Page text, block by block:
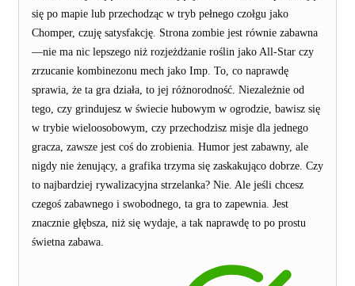
się po mapie lub przechodząc w tryb pełnego czołgu jako
Chomper, czuję satysfakcję. Strona zombie jest równie zabawna
—nie ma nic lepszego niż rozjeżdżanie roślin jako All-Star czy
zrzucanie kombinezonu mech jako Imp. To, co naprawdę
sprawia, że ta gra działa, to jej różnorodność. Niezależnie od
tego, czy grindujesz w świecie hubowym w ogrodzie, bawisz się
w trybie wieloosobowym, czy przechodzisz misje dla jednego
gracza, zawsze jest coś do zrobienia. Humor jest zabawny, ale
nigdy nie żenujący, a grafika trzyma się zaskakująco dobrze. Czy
to najbardziej rywalizacyjna strzelanka? Nie. Ale jeśli chcesz
czegoś zabawnego i swobodnego, ta gra to zapewnia. Jest
znacznie głębsza, niż się wydaje, a tak naprawdę to po prostu
świetna zabawa.